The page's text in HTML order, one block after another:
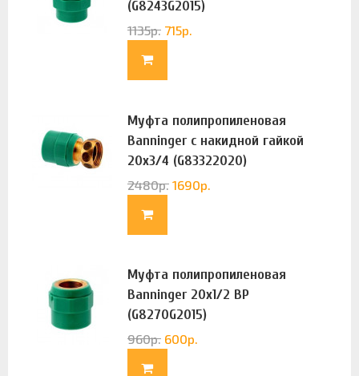
(G8243G2015)
1135р. 715р.
Муфта полипропиленовая
Banninger с накидной гайкой
20х3/4 (G83322020)
2480р. 1690р.
Муфта полипропиленовая
Banninger 20х1/2 ВР
(G8270G2015)
960р. 600р.